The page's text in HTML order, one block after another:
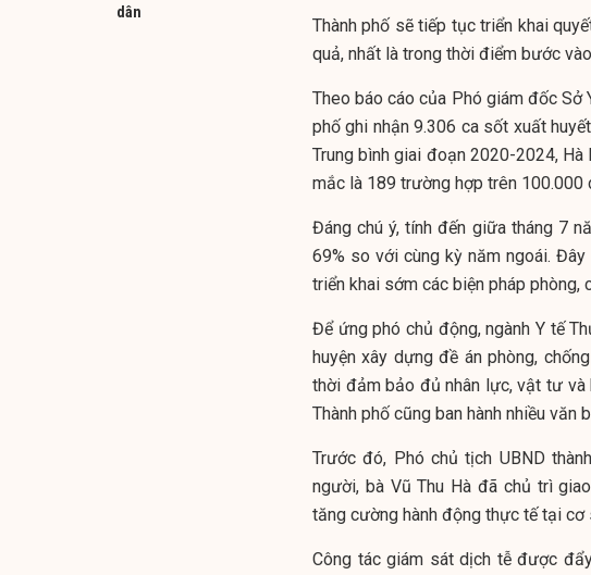
dân
Thành phố sẽ tiếp tục triển khai
quả, nhất là trong thời điểm bước
Theo báo cáo của Phó giám đốc Sở
phố ghi nhận 9.306 ca sốt xuất
Trung bình giai đoạn 2020-2024,
mắc là 189 trường hợp trên 100.000
Đáng chú ý, tính đến giữa tháng 7
69% so với cùng kỳ năm ngoái.
triển khai sớm các biện pháp
Để ứng phó chủ động, ngành Y tế
huyện xây dựng đề án phòng,
thời đảm bảo đủ nhân lực, vật tư và
Thành phố cũng ban hành nhiều
Trước đó, Phó chủ tịch UBND
người, bà Vũ Thu Hà đã chủ trì
tăng cường hành động thực tế tại cơ
Công tác giám sát dịch tễ được